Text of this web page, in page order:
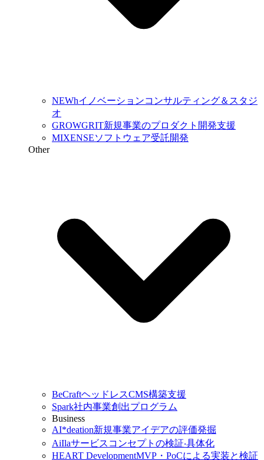
NEWhイノベーションコンサルティング＆スタジ
オ
GROWGRIT新規事業のプロダクト開発支援
MIXENSEソフトウェア受託開発
Other
BeCraftヘッドレスCMS構築支援
Spark社内事業創出プログラム
Business
AI*deation新規事業アイデアの評価発掘
AiIlaサービスコンセプトの検証‧具体化
HEART DevelopmentMVP・PoCによる実装と検証